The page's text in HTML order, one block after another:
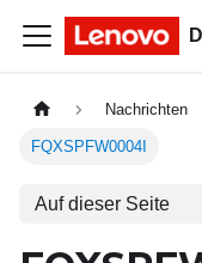
Nachrichten
FQXSPFW0004I
Auf dieser Seite